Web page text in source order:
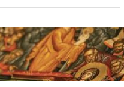
Domnului: Tradiții,
Spiritualitate în 2026